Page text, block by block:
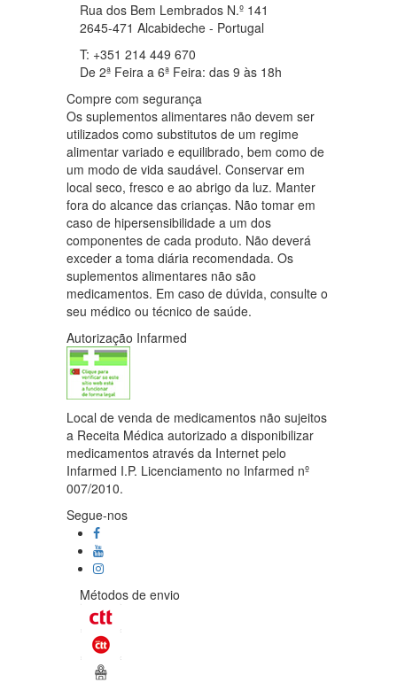
Rua dos Bem Lembrados N.º 141
2645-471 Alcabideche - Portugal
T: +351 214 449 670
De 2ª Feira a 6ª Feira: das 9 às 18h
Compre com segurança
Os suplementos alimentares não devem ser
utilizados como substitutos de um regime
alimentar variado e equilibrado, bem como de
um modo de vida saudável. Conservar em
local seco, fresco e ao abrigo da luz. Manter
fora do alcance das crianças. Não tomar em
caso de hipersensibilidade a um dos
componentes de cada produto. Não deverá
exceder a toma diária recomendada. Os
suplementos alimentares não são
medicamentos. Em caso de dúvida, consulte o
seu médico ou técnico de saúde.
Autorização Infarmed
Local de venda de medicamentos não sujeitos
a Receita Médica autorizado a disponibilizar
medicamentos através da Internet pelo
Infarmed I.P. Licenciamento no Infarmed nº
007/2010.
Segue-nos
Métodos de envio